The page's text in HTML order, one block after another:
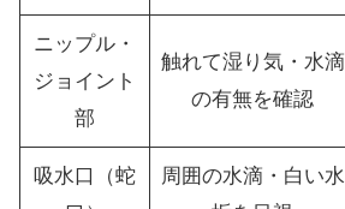
ニップル・
ジョイント
部
触れて湿り気・水滴
の有無を確認
吸水口（蛇
周囲の水滴・白い水